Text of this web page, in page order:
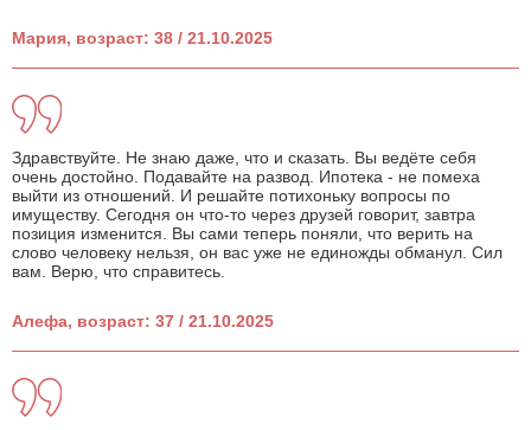
Мария, возраст: 38 / 21.10.2025
Здравствуйте. Не знаю даже, что и сказать. Вы ведёте себя
очень достойно. Подавайте на развод. Ипотека - не помеха
выйти из отношений. И решайте потихоньку вопросы по
имуществу. Сегодня он что-то через друзей говорит, завтра
позиция изменится. Вы сами теперь поняли, что верить на
слово человеку нельзя, он вас уже не единожды обманул. Сил
вам. Верю, что справитесь.
Алефа, возраст: 37 / 21.10.2025